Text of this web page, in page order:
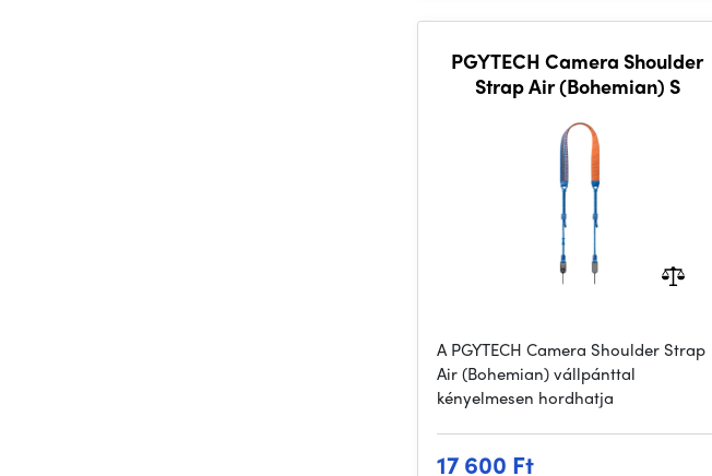
PGYTECH Camera Shoulder
Strap Air (Bohemian) S
A PGYTECH Camera Shoulder Strap
Air (Bohemian) vállpánttal
kényelmesen hordhatja
17 600 Ft